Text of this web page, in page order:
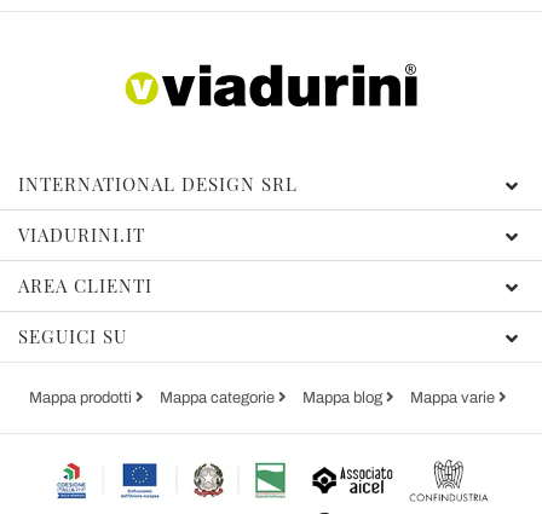
INTERNATIONAL DESIGN SRL
VIADURINI.IT
AREA CLIENTI
SEGUICI SU
Mappa prodotti Mappa categorie Mappa blog Mappa varie